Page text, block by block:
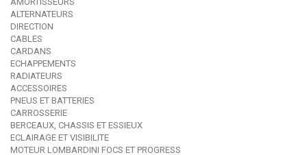
ALTERNATEURS
DIRECTION
CABLES
CARDANS
ECHAPPEMENTS
RADIATEURS
ACCESSOIRES
PNEUS ET BATTERIES
CARROSSERIE
BERCEAUX, CHASSIS ET ESSIEUX
ECLAIRAGE ET VISIBILITE
MOTEUR LOMBARDINI FOCS ET PROGRESS